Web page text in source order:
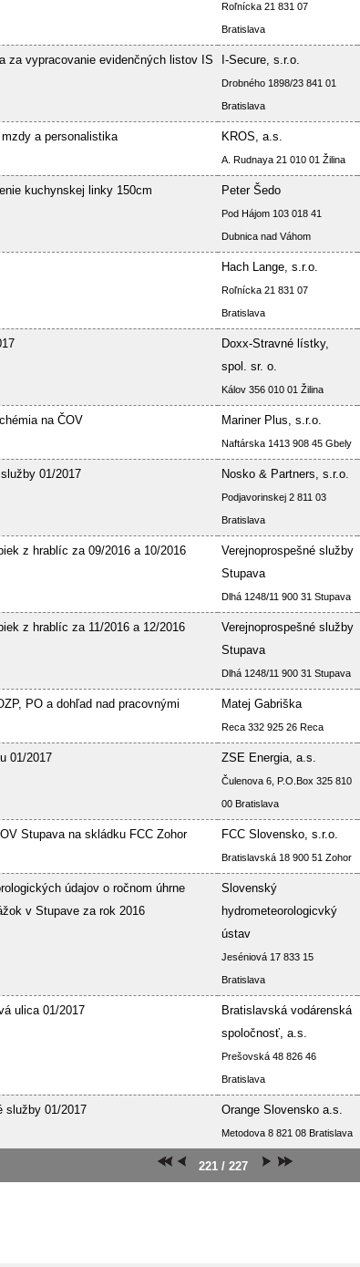
Roľnícka 21 831 07
Bratislava
za vypracovanie evidenčných listov IS
I-Secure, s.r.o.
Drobného 1898/23 841 01
Bratislava
a personalistika KROS, a.s.
A. Rudnaya 21 010 01 Žilina
kuchynskej linky 150cm Peter Šedo
Pod Hájom 103 018 41
Dubnica nad Váhom
Hach Lange, s.r.o.
Roľnícka 21 831 07
Bratislava
Doxx-Stravné lístky,
spol. sr. o.
Kálov 356 010 01 Žilina
na ČOV Mariner Plus, s.r.o.
Naftárska 1413 908 45 Gbely
01/2017 Nosko & Partners, s.r.o.
Podjavorinskej 2 811 03
Bratislava
z hrablíc za 09/2016 a 10/2016
Verejnoprospešné služby
Stupava
Dlhá 1248/11 900 31 Stupava
z hrablíc za 11/2016 a 12/2016
Verejnoprospešné služby
Stupava
Dlhá 1248/11 900 31 Stupava
PO a dohľad nad pracovnými
Matej Gabriška
Reca 332 925 26 Reca
01/2017 ZSE Energia, a.s.
Čulenova 6, P.O.Box 325 810
00 Bratislava
Stupava na skládku FCC Zohor FCC Slovensko, s.r.o.
Bratislavská 18 900 51 Zohor
údajov o ročnom úhrne
v Stupave za rok 2016
Slovenský
hydrometeorologicvký
ústav
Jeséniová 17 833 15
Bratislava
ulica 01/2017
Bratislavská vodárenská
spoločnosť, a.s.
Prešovská 48 826 46
Bratislava
služby 01/2017 Orange Slovensko a.s.
Metodova 8 821 08 Bratislava
221 / 227